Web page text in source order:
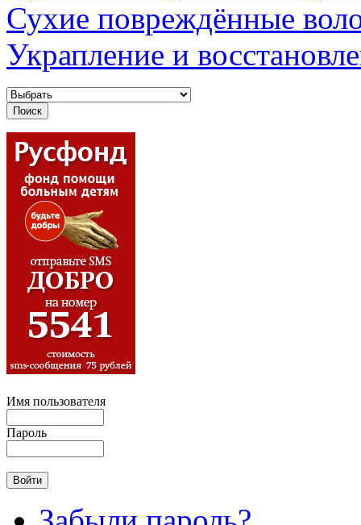
Сухие повреждённые
Украпление и
Имя пользователя
Пароль